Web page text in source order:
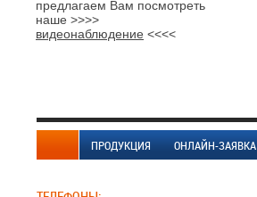
предлагаем Вам посмотреть
наше >>>>
видеонаблюдение <<<<
ПРОДУКЦИЯ ОНЛАЙН-ЗАЯВКА